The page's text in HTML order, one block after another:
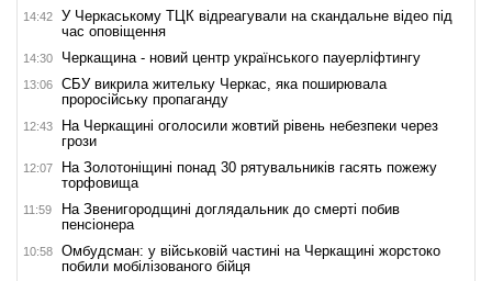
14:42
У Черкаському ТЦК відреагували на скандальне відео під
час оповіщення
14:30 Черкащина - новий центр українського пауерліфтингу
13:06
СБУ викрила жительку Черкас, яка поширювала
проросійську пропаганду
12:43
На Черкащині оголосили жовтий рівень небезпеки через
грози
12:07
На Золотоніщині понад 30 рятувальників гасять пожежу
торфовища
11:59
На Звенигородщині доглядальник до смерті побив
пенсіонера
10:58
Омбудсман: у військовій частині на Черкащині жорстоко
побили мобілізованого бійця